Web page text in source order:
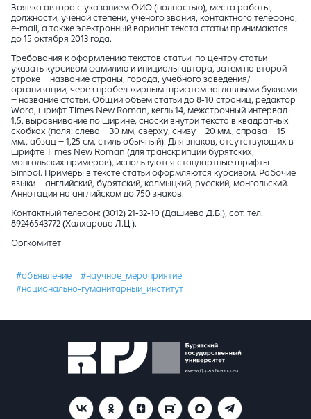
Заявка автора с указанием ФИО (полностью), места работы,
должности, ученой степени, ученого звания, контактного телефона,
e-mail, а также электронный вариант текста статьи принимаются
до 15 октября 2013 года.
Требования к оформлению текстов статьи: по центру статьи
указать курсивом фамилию и инициалы автора, затем на второй
строке – название страны, города, учебного заведения/
организации, через пробел жирным шрифтом заглавными буквами
– название статьи. Общий объем статьи до 8-10 страниц, редактор
Word, шрифт Times New Roman, кегль 14, межстрочный интервал
1,5, выравнивание по ширине, сноски внутри текста в квадратных
скобках (поля: слева – 30 мм, сверху, снизу – 20 мм., справа – 15
мм., абзац – 1,25 см, стиль обычный). Для знаков, отсутствующих в
шрифте Times New Roman (для транскрипции бурятских,
монгольских примеров), используются стандартные шрифты
Simbol. Примеры в тексте статьи оформляются курсивом. Рабочие
языки – английский, бурятский, калмыцкий, русский, монгольский.
Аннотация на английском до 750 знаков.
Контактный телефон: (3012) 21-32-10 (Дашиева Д.Б.), сот. тел.
89246543772 (Халхарова Л.Ц.).
Оргкомитет
#объявление
#научное_мероприятие
#национально-гуманитарный_институт